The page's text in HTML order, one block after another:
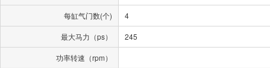
每缸气门数(个) 4
最大马力（ps） 245
功率转速（rpm）